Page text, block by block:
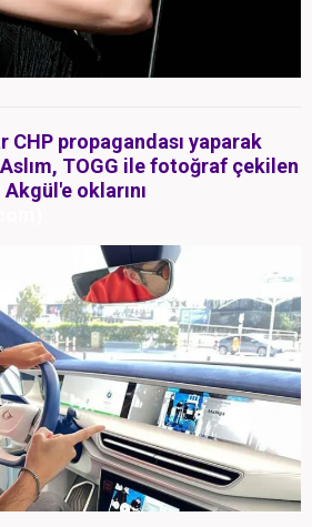
CHP propagandası yaparak
TOGG ile fotoğraf çekilen
oklarını